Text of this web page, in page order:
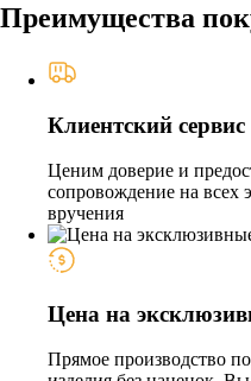
Преимущества
Клиентский сервис
Ценим доверие и
сопровождение на всех
вручения
Цена на
Прямое производство